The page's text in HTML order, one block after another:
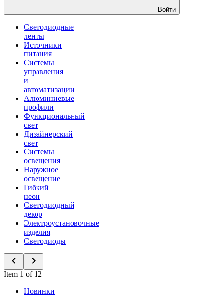
Войти
Светодиодные
ленты
Источники
питания
Системы
управления
и
автоматизации
Алюминиевые
профили
Функциональный
свет
Дизайнерский
свет
Системы
освещения
Наружное
освещение
Гибкий
неон
Светодиодный
декор
Электроустановочные
изделия
Светодиоды
Item 1 of 12
Новинки